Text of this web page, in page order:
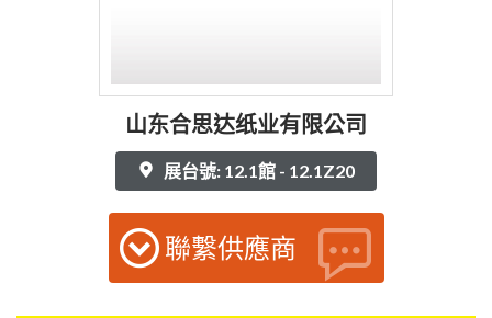
山东合思达纸业有限公司
展台號: 12.1館 - 12.1Z20
聯繫供應商